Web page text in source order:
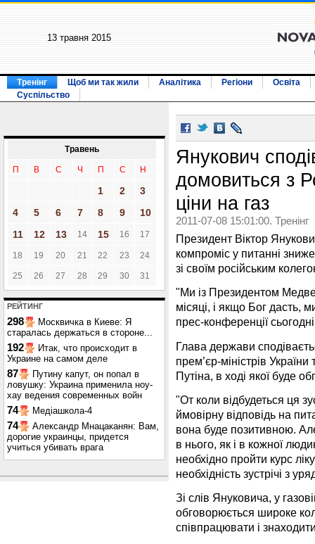
13 травня 2015
Тренінг Щоб ми так жили Аналітика Регіони
Освіта
Суспільство
Травень
П В С Ч П С Н
1 2
3
4
5 6 7 8 9
10
11
12 13 14 15 16 17
18 19 20 21 22 23 24
25 26 27 28 29 30 31
РЕЙТИНГ
298
Москвичка в Киеве: Я
старалась держаться в стороне...
192
Итак, что происходит в
Украине на самом деле
87
Путину капут, он попал в
ловушку: Украина применила ноу-
хау ведения современных войн
74 Медіашкола-4
74
Александр Мнацаканян: Вам,
дорогие украинцы, придется
учиться убивать врага
Янукович
домовиться з
ціни на газ
2011-07-08 15:01:00. Тренінг
Президент Віктор
компроміс у питанні
зі своїм російським
"Ми із Президентом
місяці, і якщо Бог дасть,
прес-конференції
Глава держави
прем’єр-міністрів
Путіна, в ході якої буде
"От коли відбудеться ця
ймовірну відповідь на
вона буде позитивною.
в нього, як і в кожної
необхідно пройти курс
необхідність зустрічі з
Зі слів Януковича, у
обговорюється широке
співпрацювати і